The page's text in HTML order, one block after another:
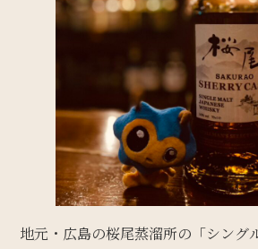
地元・広島の桜尾蒸溜所の「シング